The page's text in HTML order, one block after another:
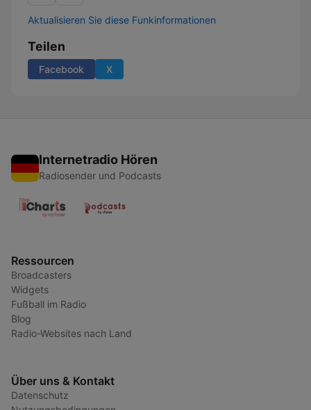
Aktualisieren Sie diese Funkinformationen
Teilen
Facebook X
Internetradio Hören
Radiosender und Podcasts
Ressourcen
Broadcasters
Widgets
Fußball im Radio
Blog
Radio-Websites nach Land
Über uns & Kontakt
Datenschutz